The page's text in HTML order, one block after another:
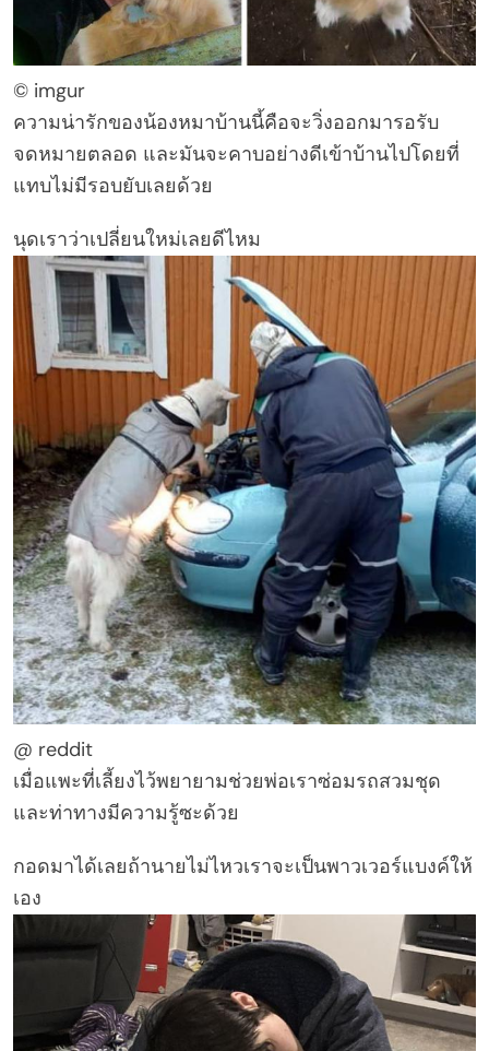
© imgur
ความน่ารักของน้องหมาบ้านนี้คือจะวิ่งออกมารอรับ
จดหมายตลอด และมันจะคาบอย่างดีเข้าบ้านไปโดยที่
แทบไม่มีรอบยับเลยด้วย
นุดเราว่าเปลี่ยนใหม่เลยดีไหม
@ reddit
เมื่อแพะที่เลี้ยงไว้พยายามช่วยพ่อเราซ่อมรถสวมชุด
และท่าทางมีความรู้ซะด้วย
กอดมาได้เลยถ้านายไม่ไหวเราจะเป็นพาวเวอร์แบงค์ให้
เอง